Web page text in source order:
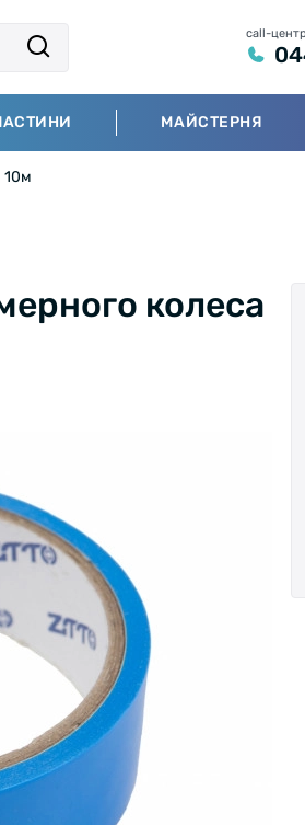
call-
МАЙСТЕРНЯ
10м
колеса